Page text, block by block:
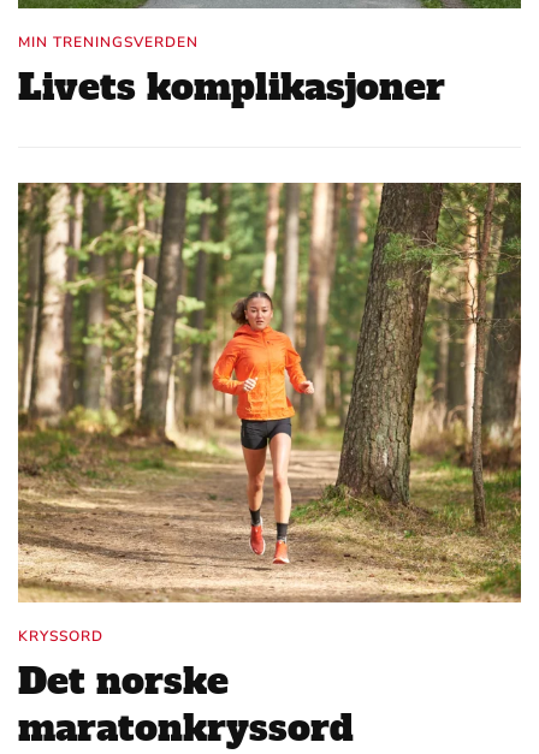
MIN TRENINGSVERDEN
Livets komplikasjoner
KRYSSORD
Det norske
maratonkryssord